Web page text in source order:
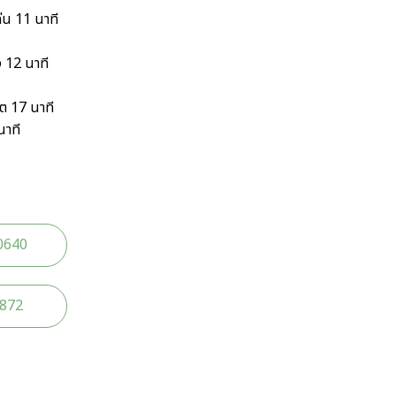
11 นาที
12 นาที
17 นาที
าที